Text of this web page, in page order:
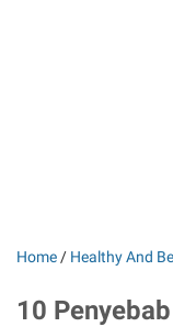
Home / Healthy And
10